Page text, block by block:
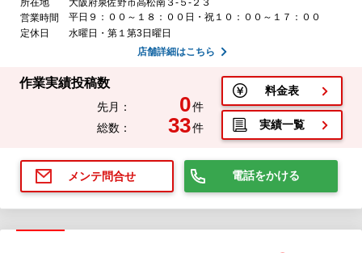
所在地
大阪府泉佐野市高松南３-５-２３
営業時間
平日９：００～１８：００日・祝１０：００～１７：００
定休日
水曜日・第１第3日曜日
店舗詳細はこちら
作業実績投稿数
先月： 0件
総数：
33件
料金表
実績一覧
メンテ問合せ 電話をかける